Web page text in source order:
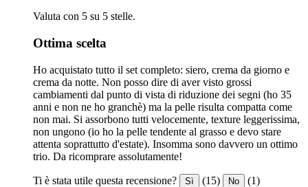
Valuta con 5 su 5 stelle.
Ottima scelta
Ho acquistato tutto il set completo: siero, crema da giorno e
crema da notte. Non posso dire di aver visto grossi
cambiamenti dal punto di vista di riduzione dei segni (ho 35
anni e non ne ho granchè) ma la pelle risulta compatta come
non mai. Si assorbono tutti velocemente, texture leggerissima,
non ungono (io ho la pelle tendente al grasso e devo stare
attenta soprattutto d'estate). Insomma sono davvero un ottimo
trio. Da ricomprare assolutamente!
Ti è stata utile questa recensione? Sì (15) No (1)